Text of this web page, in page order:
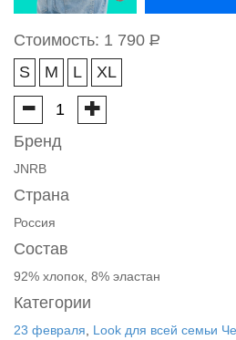
Стоимость: 1 790 Р
S
M L XL
Бренд
JNRB
Страна
Россия
Состав
92% хлопок, 8% эластан
Категории
23 февраля Look для всей семьи